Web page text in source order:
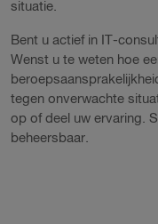
situatie.
Bent u actief in IT-
Wenst u te weten hoe
tegen onverwachte
op of deel uw ervaring.
beheersbaar.